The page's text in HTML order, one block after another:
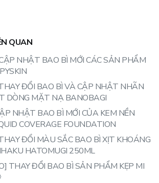
QUAN
NHẬT BAO BÌ MỚI CÁC SẢN PHẨM
ĐỔI BAO BÌ VÀ CẬP NHẬT NHÃN
DÒNG MẶT NẠ BANOBAGI
NHẬT BAO BÌ MỚI CỦA KEM NỀN
COVERAGE FOUNDATION
ĐỔI MÀU SẮC BAO BÌ XỊT KHOÁNG
HATOMUGI 250ML
THAY ĐỔI BAO BÌ SẢN PHẨM KẸP MI